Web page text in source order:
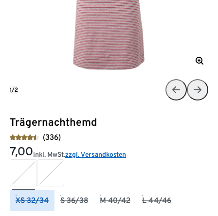
Trägernachthemd
(336)
7,00inkl. MwSt.zzgl. Versandkosten
XS 32/34 S 36/38 M 40/42 L 44/46
1/2